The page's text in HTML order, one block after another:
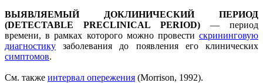
ВЫЯВЛЯЕМЫЙ ДОКЛИНИЧЕСКИЙ ПЕРИОД
(DETECTABLE PRECLINICAL PERIOD) — период
времени, в рамках которого можно провести скрининговую
диагностику заболевания до появления его клинических
симптомов.
Cм. также интервал опережения (Мorrison, 1992).